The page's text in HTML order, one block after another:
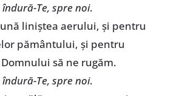
Te, spre noi.
liniștea aerului, și pentru
pământului, și pentru
să ne rugăm.
Te, spre noi.